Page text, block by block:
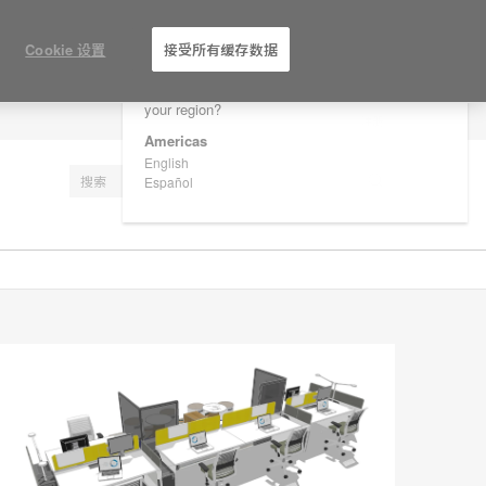
Are you in United States?
your region?
Americas
English
Español
Cookie 设置 接受所有缓存数据